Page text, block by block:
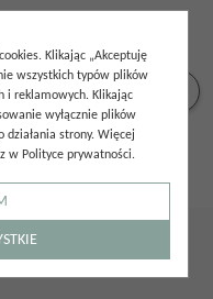
Klikając „Akceptuję
wszystkich typów plików
i reklamowych. Klikając
wyłącznie plików
działania strony. Więcej
w Polityce prywatności.